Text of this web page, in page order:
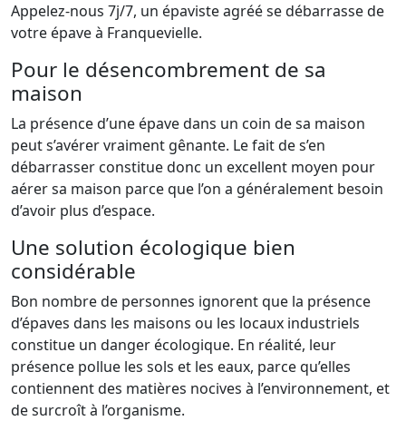
Appelez-nous 7j/7, un épaviste agréé se débarrasse de
votre épave à Franquevielle.
Pour le désencombrement de sa
maison
La présence d’une épave dans un coin de sa maison
peut s’avérer vraiment gênante. Le fait de s’en
débarrasser constitue donc un excellent moyen pour
aérer sa maison parce que l’on a généralement besoin
d’avoir plus d’espace.
Une solution écologique bien
considérable
Bon nombre de personnes ignorent que la présence
d’épaves dans les maisons ou les locaux industriels
constitue un danger écologique. En réalité, leur
présence pollue les sols et les eaux, parce qu’elles
contiennent des matières nocives à l’environnement, et
de surcroît à l’organisme.